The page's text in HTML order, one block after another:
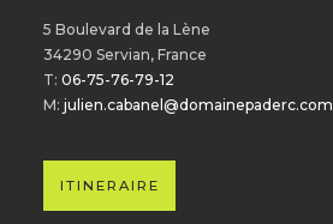
5 Boulevard de la Lène
34290 Servian, France
T: 06-75-76-79-12
M: julien.cabanel@domainepaderc.com
ITINERAIRE